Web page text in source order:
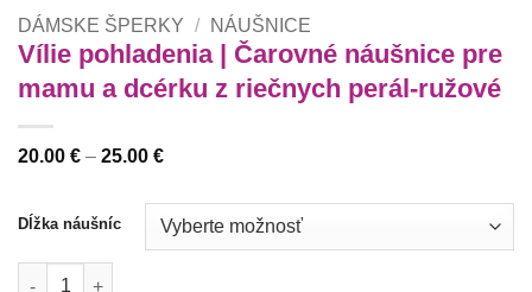
DÁMSKE ŠPERKY / NÁUŠNICE
Vílie pohladenia | Čarovné náušnice pre
mamu a dcérku z riečnych perál-ružové
20.00 € – 25.00 €Price
25.00 €
Dĺžka náušníc
množstvo Vílie pohladenia | Čarovné náušnice pre mamu a